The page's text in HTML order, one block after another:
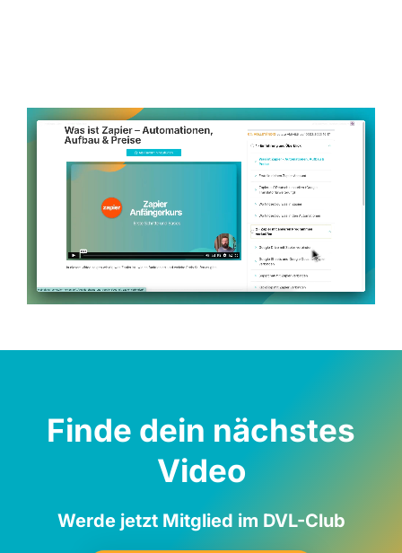
Finde dein nächstes
Video
Werde jetzt Mitglied im DVL-Club